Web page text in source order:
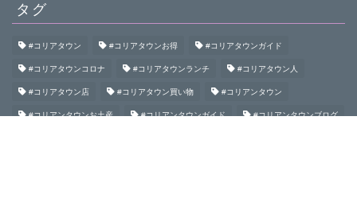
タグ
#コリアタウン #コリアタウンお得 #コリアタウンガイド
#コリアタウンコロナ #コリアタウンランチ #コリアタウン人
#コリアタウン店 #コリアタウン買い物 #コリアンタウン
#コリアンタウンお土産 #コリアンタウンガイド #コリアンタウンブログ